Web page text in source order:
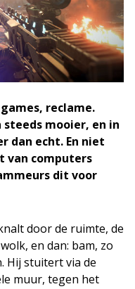
reclame.
steeds mooier, en in
dan echt. En niet
van computers
dit voor
door de ruimte, de
en dan: bam, zo
Hij stuitert via de
muur, tegen het